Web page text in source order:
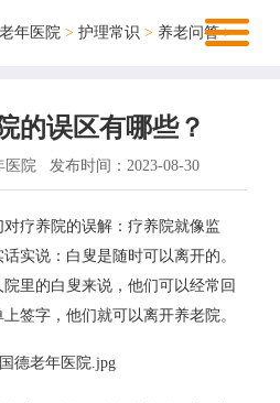
年医院 > 护理常识 > 养老问答>
的误区有哪些？
医院 发布时间：2023-08-30
疗养院的误解：疗养院就像监
实说：白叟是随时可以离开的。
里的白叟来说，他们可以经常回
签字，他们就可以离开养老院。